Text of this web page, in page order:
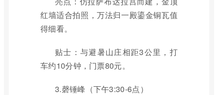
红墙适合拍照，万法归一殿鎏金铜瓦值
得细看。
贴士：与避暑山庄相距3公里，打
车约10分钟，门票80元。
3.磬锤峰（下午3:30-6点）